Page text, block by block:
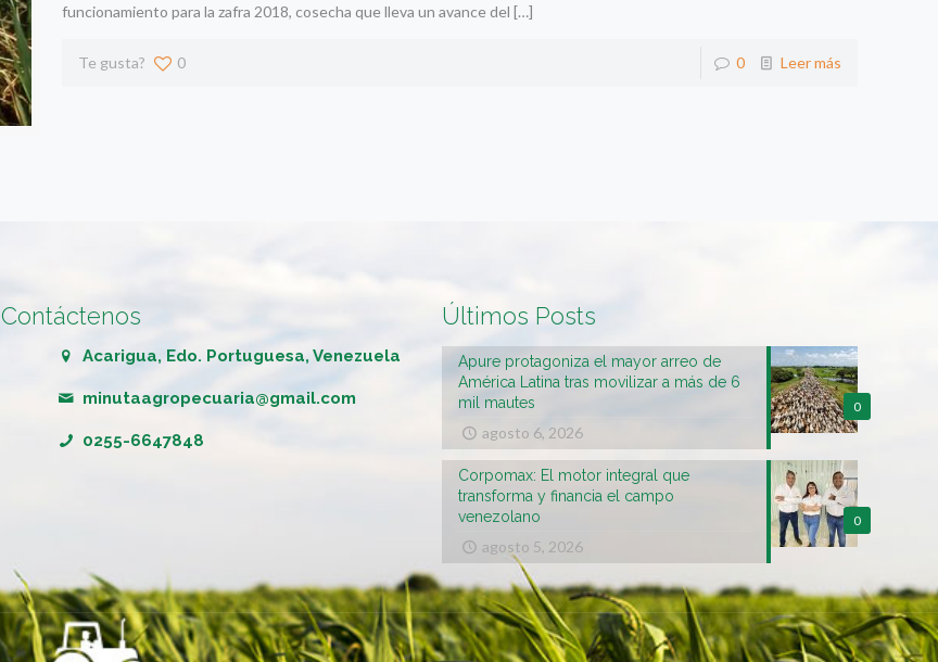
funcionamiento para la zafra 2018, cosecha que lleva un avance del […]
Te gusta? 0 0 Leer más
Contáctenos
Acarigua, Edo. Portuguesa, Venezuela
minutaagropecuaria@gmail.com
0255-6647848
Últimos Posts
0
Apure protagoniza el mayor arreo de
América Latina tras movilizar a más de 6
mil mautes
agosto 6, 2026
0
Corpomax: El motor integral que
transforma y financia el campo
venezolano
agosto 5, 2026